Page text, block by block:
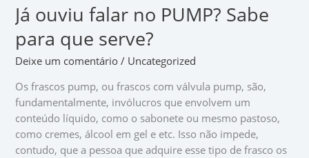
Já ouviu falar no PUMP? Sabe
para que serve?
Deixe um comentário / Uncategorized
Os frascos pump, ou frascos com válvula pump, são,
fundamentalmente, invólucros que envolvem um
conteúdo líquido, como o sabonete ou mesmo pastoso,
como cremes, álcool em gel e etc. Isso não impede,
contudo, que a pessoa que adquire esse tipo de frasco os
Já
ouviu
falar
no
Sabe
para
que
serve?